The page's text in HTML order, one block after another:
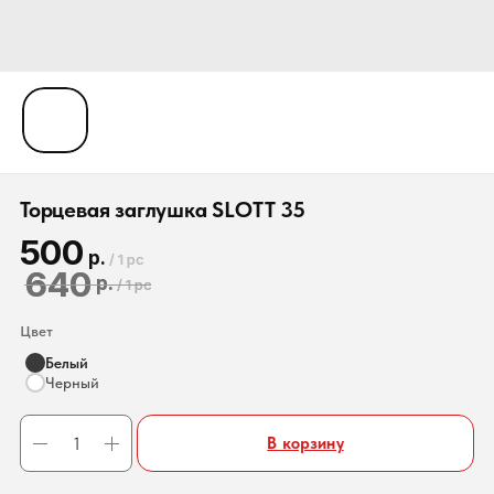
Торцевая заглушка SLOTT 35
500 р. /1 pc
640 р./1 pc
Цвет
Белый
Черный
В корзину